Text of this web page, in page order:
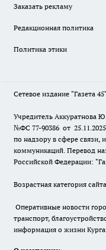
Заказать рекламу
Редакционная политика
Политика этики
Сетевое издание "Газета 45".
Учредитель Аккуратнова
№ФС 77-90386 от
по надзору в сфере
коммуникаций. Перевод
Российской Федерации:
Возрастная категория
Оперативные новости
транспорт,
информация о жизни